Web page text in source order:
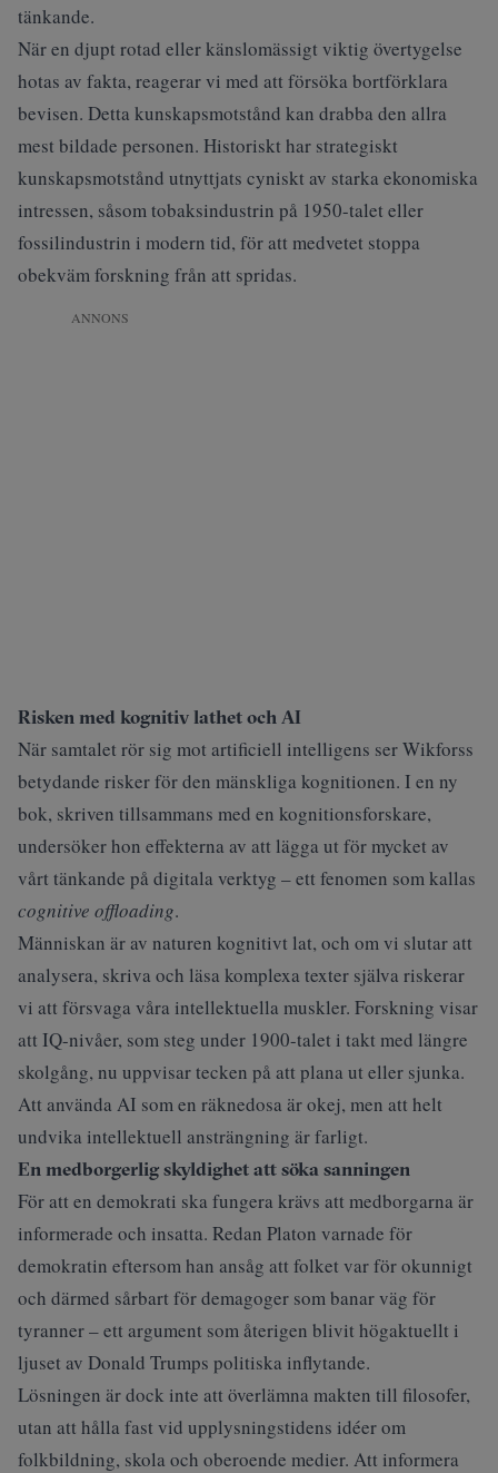
tänkande.
När en djupt rotad eller känslomässigt viktig övertygelse
hotas av fakta, reagerar vi med att försöka bortförklara
bevisen. Detta kunskapsmotstånd kan drabba den allra
mest bildade personen. Historiskt har strategiskt
kunskapsmotstånd utnyttjats cyniskt av starka ekonomiska
intressen, såsom tobaksindustrin på 1950-talet eller
fossilindustrin i modern tid, för att medvetet stoppa
obekväm forskning från att spridas.
ANNONS
Risken med kognitiv lathet och AI
När samtalet rör sig mot artificiell intelligens ser Wikforss
betydande risker för den mänskliga kognitionen. I en ny
bok, skriven tillsammans med en kognitionsforskare,
undersöker hon effekterna av att lägga ut för mycket av
vårt tänkande på digitala verktyg – ett fenomen som kallas
cognitive offloading.
Människan är av naturen kognitivt lat, och om vi slutar att
analysera, skriva och läsa komplexa texter själva riskerar
vi att försvaga våra intellektuella muskler. Forskning visar
att IQ-nivåer, som steg under 1900-talet i takt med längre
skolgång, nu uppvisar tecken på att plana ut eller sjunka.
Att använda AI som en räknedosa är okej, men att helt
undvika intellektuell ansträngning är farligt.
En medborgerlig skyldighet att söka sanningen
För att en demokrati ska fungera krävs att medborgarna är
informerade och insatta. Redan Platon varnade för
demokratin eftersom han ansåg att folket var för okunnigt
och därmed sårbart för demagoger som banar väg för
tyranner – ett argument som återigen blivit högaktuellt i
ljuset av Donald Trumps politiska inflytande.
Lösningen är dock inte att överlämna makten till filosofer,
utan att hålla fast vid upplysningstidens idéer om
folkbildning, skola och oberoende medier. Att informera